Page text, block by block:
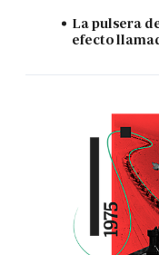
La pulsera
efecto